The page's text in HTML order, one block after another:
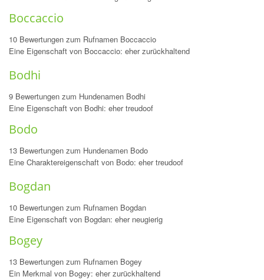
Boccaccio
10 Bewertungen zum Rufnamen Boccaccio
Eine Eigenschaft von Boccaccio: eher zurückhaltend
Bodhi
9 Bewertungen zum Hundenamen Bodhi
Eine Eigenschaft von Bodhi: eher treudoof
Bodo
13 Bewertungen zum Hundenamen Bodo
Eine Charaktereigenschaft von Bodo: eher treudoof
Bogdan
10 Bewertungen zum Rufnamen Bogdan
Eine Eigenschaft von Bogdan: eher neugierig
Bogey
13 Bewertungen zum Rufnamen Bogey
Ein Merkmal von Bogey: eher zurückhaltend